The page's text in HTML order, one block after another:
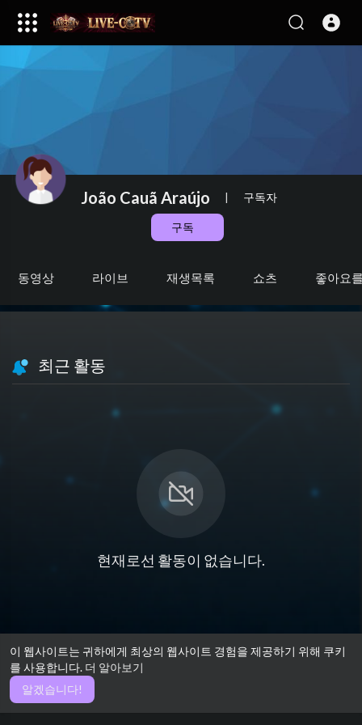
이 웹사이트는 귀하에게 최상의 웹사이트 경험을 제공하기 위해 쿠키
를 사용합니다. 더 알아보기
알겠습니다!
João Cauã Araújo | 구독자
구독
동영상 라이브 재생목록 쇼츠 좋아요
최근 활동
현재로선 활동이 없습니다.